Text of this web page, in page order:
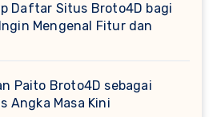
Daftar Situs Broto4D bagi
Mengenal Fitur dan
Paito Broto4D sebagai
Angka Masa Kini